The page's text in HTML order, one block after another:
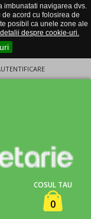
imbunatati navigarea dvs.
acord cu folosirea de
posibil ca unele zone ale
despre cookie-uri.
COSUL TAU
0